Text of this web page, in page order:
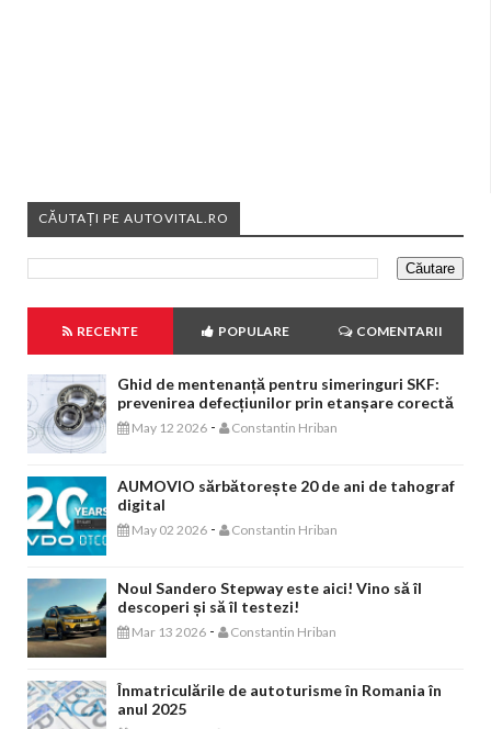
CĂUTAȚI PE AUTOVITAL.RO
RECENTE POPULARE COMENTARII
Ghid de mentenanță pentru simeringuri SKF:
prevenirea defecțiunilor prin etanșare corectă
May 12 2026 - Constantin Hriban
AUMOVIO sărbătorește 20 de ani de tahograf
digital
May 02 2026 - Constantin Hriban
Noul Sandero Stepway este aici! Vino să îl
descoperi și să îl testezi!
Mar 13 2026 - Constantin Hriban
Înmatriculările de autoturisme în Romania în
anul 2025